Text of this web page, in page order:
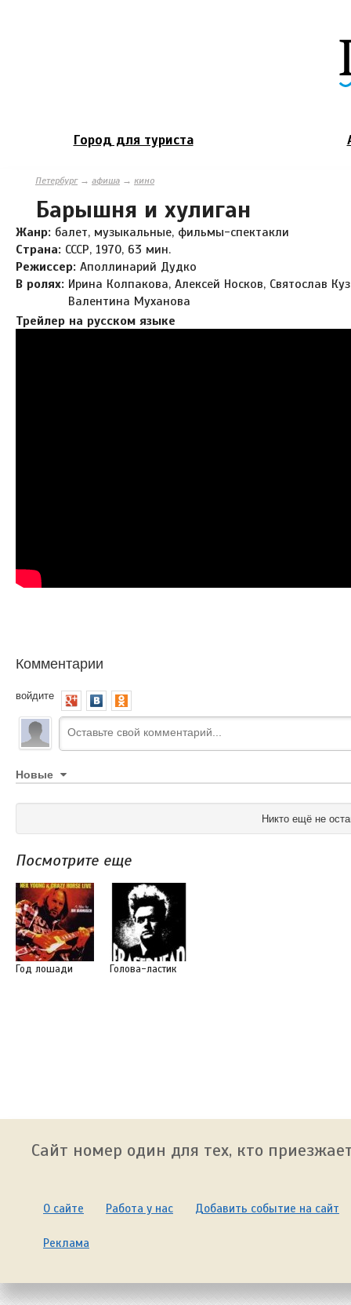
Город для туриста
Петербург→ афиша → кино
Барышня и хулиган
Жанр: балет, музыкальные, фильмы-спектакли
Страна: СССР, 1970, 63 мин.
Режиссер: Аполлинарий Дудко
В ролях: Ирина Колпакова, Алексей Носков, Святослав
Валентина Муханова
Трейлер на русском языке
Комментарии
войдите
Новые
Никто ещё не
Посмотрите еще
Год лошади Голова-ластик
Сайт номер один для тех, кто
О сайте Работа у нас Добавить событие на сайт
Реклама